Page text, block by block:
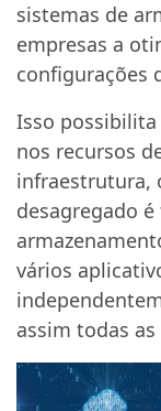
sistemas de
empresas a
configurações
Isso possibilita
nos recursos
infraestrutura,
desagregado
vários
assim todas